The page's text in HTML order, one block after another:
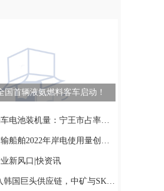
国首辆液氨燃料客车启动！
11月全球电动车电池装机量：宁王市占率超40%，比亚迪稳坐第二
长江经济带运输船舶2022年岸电使用量创历史新高-天天观焦点
新风口|快资讯
每日关注!打入韩国巨头供应链，中矿与SK on强强合作签订三年长单